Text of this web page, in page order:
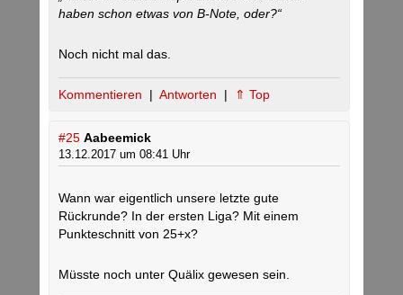
haben schon etwas von B-Note, oder?“
Noch nicht mal das.
Kommentieren | Antworten | ⇑ Top
#25 Aabeemick
13.12.2017 um 08:41 Uhr
Wann war eigentlich unsere letzte gute
Rückrunde? In der ersten Liga? Mit einem
Punkteschnitt von 25+x?
Müsste noch unter Quälix gewesen sein.